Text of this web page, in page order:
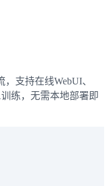
支持在线WebUI、
练，无需本地部署即